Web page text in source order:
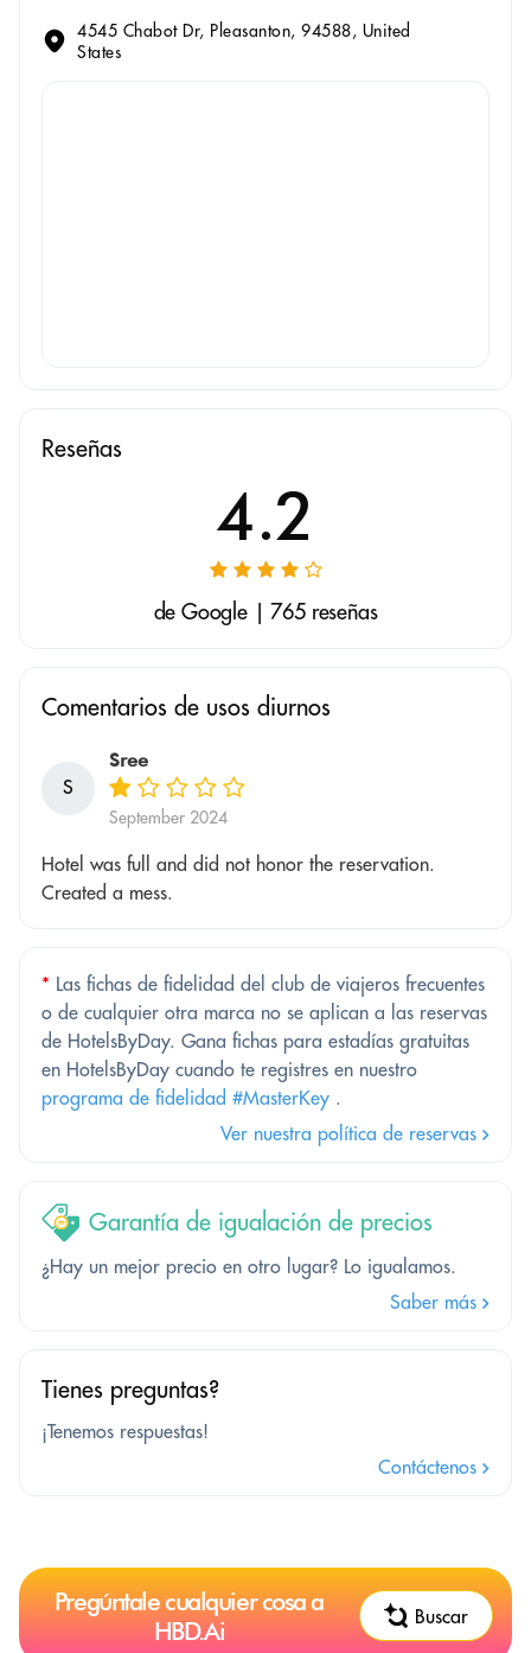
4545 Chabot Dr, Pleasanton, 94588, United
States
Reseñas
4.2
de Google | 765 reseñas
Comentarios de usos diurnos
S
Sree
September 2024
Hotel was full and did not honor the reservation.
Created a mess.
* Las fichas de fidelidad del club de viajeros frecuentes
o de cualquier otra marca no se aplican a las reservas
de HotelsByDay. Gana fichas para estadías gratuitas
en HotelsByDay cuando te registres en nuestro
programa de fidelidad #MasterKey .
Ver nuestra política de reservas
Garantía de igualación de precios
¿Hay un mejor precio en otro lugar? Lo igualamos.
Saber más
Tienes preguntas?
¡Tenemos respuestas!
Contáctenos
Pregúntale cualquier cosa a
HBD.Ai
Buscar